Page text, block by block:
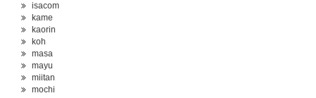
isacom
kame
kaorin
koh
masa
mayu
miitan
mochi